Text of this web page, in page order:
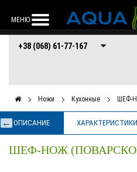
МЕНЮ
+38 (068) 61-77-
167
+38
+38 (068) 61-77-167
Ножи Кухонные ШЕФ-
ОПИСАНИЕ ХАРАКТЕРИСТИКИ
ШЕФ-НОЖ